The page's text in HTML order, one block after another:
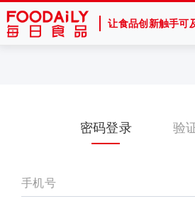
让食品创新触手可
密码登录 验
手机号